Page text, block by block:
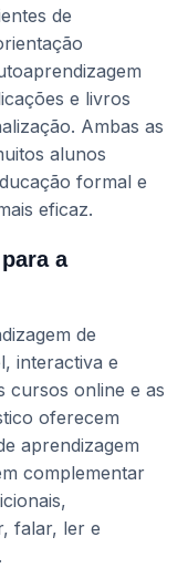
de
e livros
Ambas as
alunos
formal e
eficaz.
a
de
interactiva e
cursos online e as
oferecem
aprendizagem
complementar
falar, ler e